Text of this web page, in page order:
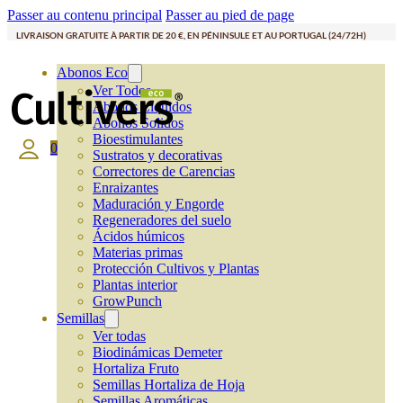
Passer au contenu principal Passer au pied de page
LIVRAISON GRATUITE À PARTIR DE 20 €, EN PÉNINSULE ET AU PORTUGAL (24/72H)
Abonos Eco
Ver Todos
Abonos Líquidos
Abonos Solidos
Bioestimulantes
Sustratos y decorativas
Correctores de Carencias
Enraizantes
Maduración y Engorde
Regeneradores del suelo
Ácidos húmicos
Materias primas
Protección Cultivos y Plantas
Plantas interior
GrowPunch
Semillas
Ver todas
Biodinámicas Demeter
Hortaliza Fruto
Semillas Hortaliza de Hoja
0